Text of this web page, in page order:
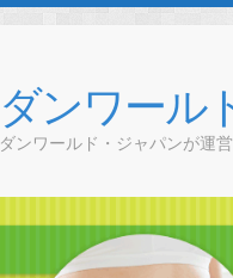
ダンワール
ダンワールド・ジャパンが運